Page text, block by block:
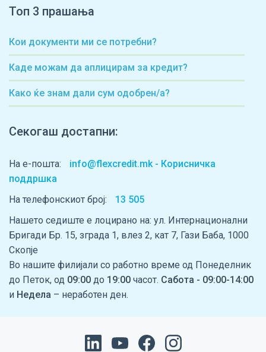
Топ 3 прашања
Кои документи ми се потребни?
Каде можам да аплицирам за кредит?
Како ќе знам дали сум одобрен/а?
Секогаш достапни:
На е-пошта:
info@flexcredit.mk - Корисничка
поддршка
На телефонскиот број:
13 505
Нашето седиште е лоцирано на: ул. Интернационални
Бригади Бр. 15, зграда 1, влез 2, кат 7, Гази Баба, 1000
Скопје
Во нашите филијали со работно време од Понеделник
до Петок, од 09:00 до 19:00 часот. Сабота - 09:00-14:00
и Недела – неработен ден.